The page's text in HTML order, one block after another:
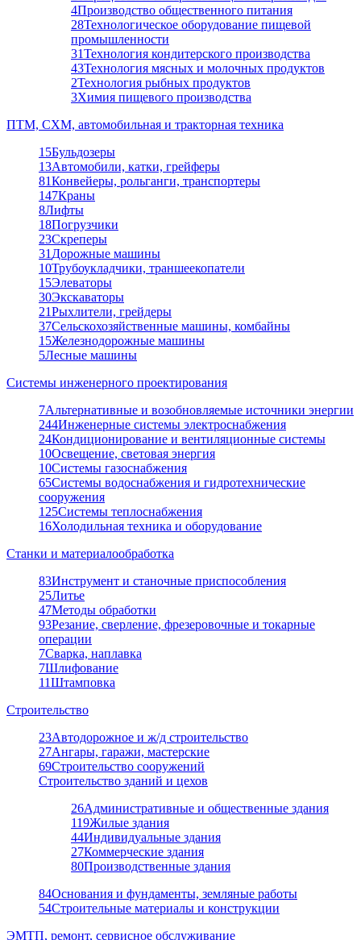
4Производство общественного питания
28Технологическое оборудование пищевой
промышленности
31Технология кондитерского производства
43Технология мясных и молочных продуктов
2Технология рыбных продуктов
3Химия пищевого производства
ПТМ, СХМ, автомобильная и тракторная техника
15Бульдозеры
13Автомобили, катки, грейферы
81Конвейеры, рольганги, транспортеры
147Краны
8Лифты
18Погрузчики
23Скреперы
31 Дорожные машины
10Трубоукладчики, траншеекопатели
15Элеваторы
30Экскаваторы
21Рыхлители, грейдеры
37Сельскохозяйственные машины, комбайны
15Железнодорожные машины
5Лесные машины
Системы инженерного проектирования
7Альтернативные и возобновляемые источники энергии
244Инженерные системы электроснабжения
24Кондиционирование и вентиляционные системы
10Освещение, световая энергия
10Системы газоснабжения
65Системы водоснабжения и гидротехнические
сооружения
125Системы теплоснабжения
16Холодильная техника и оборудование
Станки и материалообработка
83Инструмент и станочные приспособления
25Литье
47Методы обработки
93Резание, сверление, фрезеровочные и токарные
операции
7Сварка, наплавка
7Шлифование
11Штамповка
Строительство
23Автодорожное и ж/д строительство
27Ангары, гаражи, мастерские
69Строительство сооружений
Строительство зданий и цехов
26Административные и общественные здания
119Жилые здания
44Индивидуальные здания
27Коммерческие здания
80Производственные здания
84Основания и фундаменты, земляные работы
54Строительные материалы и конструкции
ЭМТП, ремонт, сервисное обслуживание